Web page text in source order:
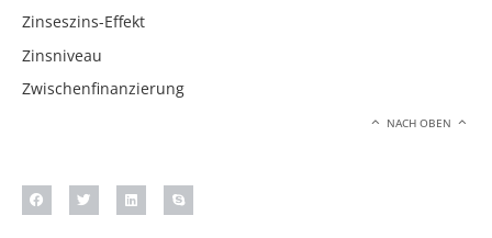
Zinseszins-Effekt
Zinsniveau
Zwischenfinanzierung
NACH OBEN